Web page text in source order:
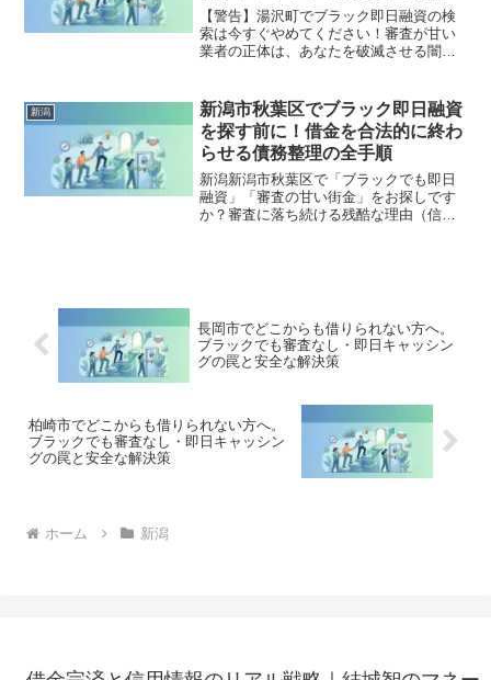
策
【警告】湯沢町でブラック即日融資の検
索は今すぐやめてください！審査が甘い
業者の正体は、あなたを破滅させる闇金
町で違法業者を避け、借金地獄から抜け
出した方々の実体験と確実な解決策を完
全公開。
新潟
新潟市秋葉区でブラック即日融資
を探す前に！借金を合法的に終わ
らせる債務整理の全手順
新潟新潟市秋葉区で「ブラックでも即日
融資」「審査の甘い街金」をお探しです
か？審査に落ち続ける残酷な理由（信用
促を止める無料相談窓口をご案内しま
す。
長岡市でどこからも借りられない方へ。
ブラックでも審査なし・即日キャッシン
グの罠と安全な解決策
柏崎市でどこからも借りられない方へ。
ブラックでも審査なし・即日キャッシン
グの罠と安全な解決策
ホーム 新潟